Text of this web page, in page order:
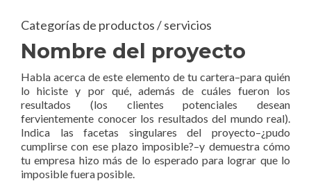
Categorías de productos / servicios
Nombre del proyecto
Habla acerca de este elemento de tu cartera–para quién
lo hiciste y por qué, además de cuáles fueron los
resultados (los clientes potenciales desean
fervientemente conocer los resultados del mundo real).
Indica las facetas singulares del proyecto–¿pudo
cumplirse con ese plazo imposible?–y demuestra cómo
tu empresa hizo más de lo esperado para lograr que lo
imposible fuera posible.